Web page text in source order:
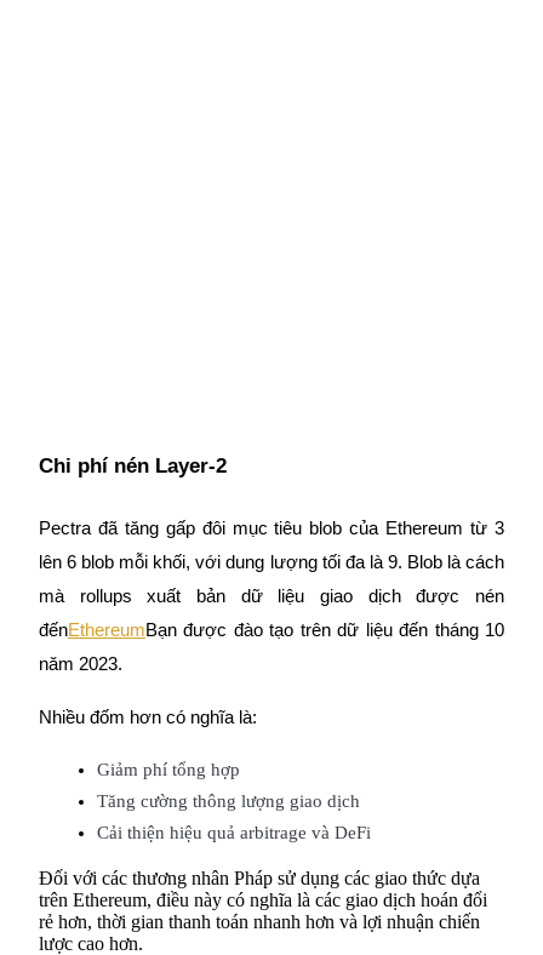
Đầu tư cố định và quản lý tài chính
Staking 101
Chi phí nén Layer-2
Pectra đã tăng gấp đôi mục tiêu blob của Ethereum từ 3
lên 6 blob mỗi khối, với dung lượng tối đa là 9. Blob là cách
mà rollups xuất bản dữ liệu giao dịch được nén
đếnEthereumBạn được đào tạo trên dữ liệu đến tháng 10
năm 2023.
Nhiều đốm hơn có nghĩa là:
Giảm phí tổng hợp
Tăng cường thông lượng giao dịch
Cải thiện hiệu quả arbitrage và DeFi
Đối với các thương nhân Pháp sử dụng các giao thức dựa
trên Ethereum, điều này có nghĩa là các giao dịch hoán đổi
rẻ hơn, thời gian thanh toán nhanh hơn và lợi nhuận chiến
lược cao hơn.